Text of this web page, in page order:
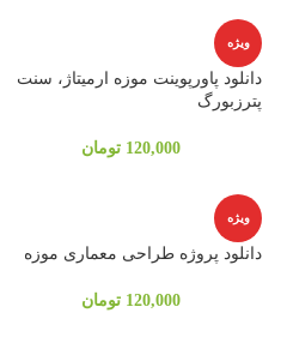
ویژه
دانلود پاورپوینت موزه ارمیتاژ، سنت
پترزبورگ
120,000 تومان
ویژه
دانلود پروژه طراحی معماری موزه
120,000 تومان